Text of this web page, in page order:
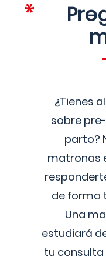
¿Tienes
sobre
parto?
matronas
de forma
Una
estudiará
tu consulta